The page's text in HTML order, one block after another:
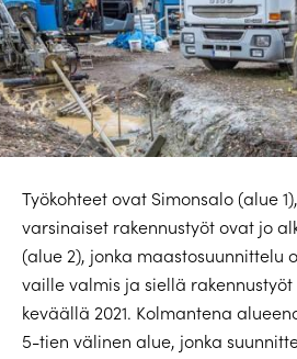
Työkohteet ovat Simonsalo (alue
varsinaiset rakennustyöt ovat jo
(alue 2), jonka maastosuunnittelu
vaille valmis ja siellä
keväällä 2021. Kolmantena
5-tien välinen alue, jonka